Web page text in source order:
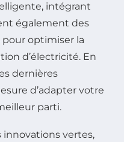
intégrant
également des
optimiser la
d’électricité. En
dernières
d’adapter votre
parti.
innovations vertes,